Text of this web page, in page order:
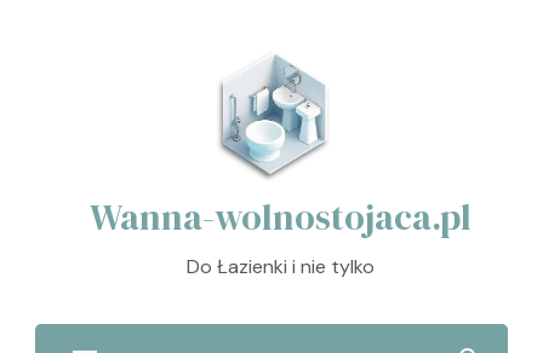
Wanna-wolnostojaca.pl
Do Łazienki i nie tylko